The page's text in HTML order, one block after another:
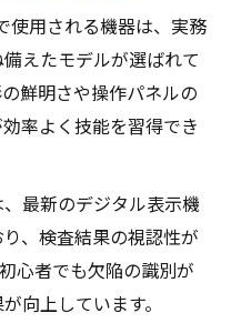
使用される機器は、実務
えたモデルが選ばれて
鮮明さや操作パネルの
率よく技能を習得でき
最新のデジタル表示機
、検査結果の視認性が
心者でも欠陥の識別が
向上しています。